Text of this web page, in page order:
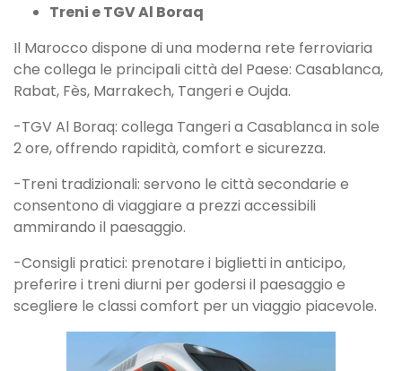
Treni e TGV Al Boraq
Il Marocco dispone di una moderna rete ferroviaria
che collega le principali città del Paese: Casablanca,
Rabat, Fès, Marrakech, Tangeri e Oujda.
-TGV Al Boraq: collega Tangeri a Casablanca in sole
2 ore, offrendo rapidità, comfort e sicurezza.
-Treni tradizionali: servono le città secondarie e
consentono di viaggiare a prezzi accessibili
ammirando il paesaggio.
-Consigli pratici: prenotare i biglietti in anticipo,
preferire i treni diurni per godersi il paesaggio e
scegliere le classi comfort per un viaggio piacevole.